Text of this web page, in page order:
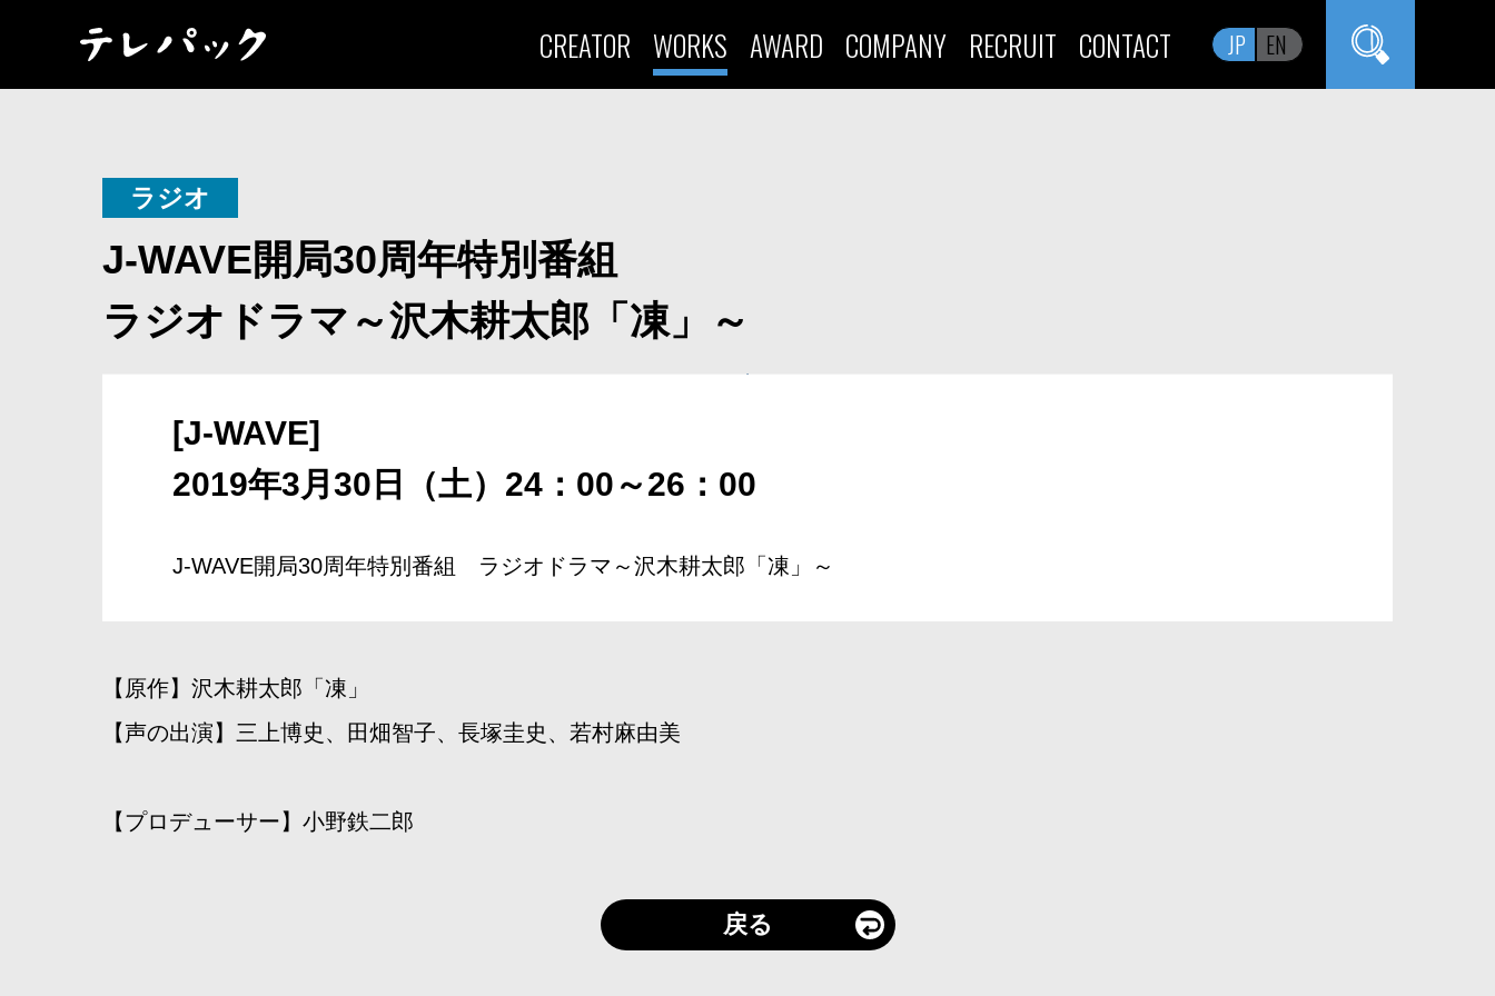
CREATOR WORKS AWARD COMPANY RECRUIT CONTACT JP EN
ラジオ
J-WAVE開局30周年特別番組
ラジオドラマ～沢木耕太郎「凍」～
[J-WAVE]
2019年3月30日（土）24：00～26：00
J-WAVE開局30周年特別番組 ラジオドラマ～沢木耕太郎「凍」～
【原作】沢木耕太郎「凍」
【声の出演】三上博史、田畑智子、長塚圭史、若村麻由美
【プロデューサー】小野鉄二郎
戻る